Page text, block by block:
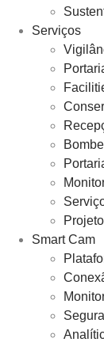
Serviços
Smart Cam